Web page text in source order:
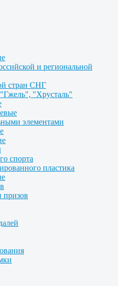
и региональной
стран СНГ
"Хрусталь"
элементами
спорта
пластика
призов